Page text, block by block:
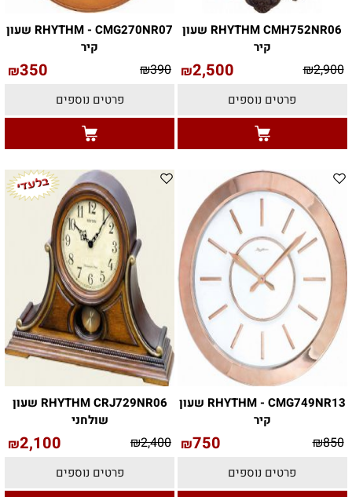
RHYTHM CMH752NR06 שעון
קיר
₪2,900
₪2,500
פרטים נוספים
RHYTHM - CMG270NR07 שעון
קיר
₪390
₪350
פרטים נוספים
RHYTHM - CMG749NR13 שעון
קיר
₪850
₪750
פרטים נוספים
RHYTHM CRJ729NR06 שעון
שולחני
₪2,400
₪2,100
פרטים נוספים